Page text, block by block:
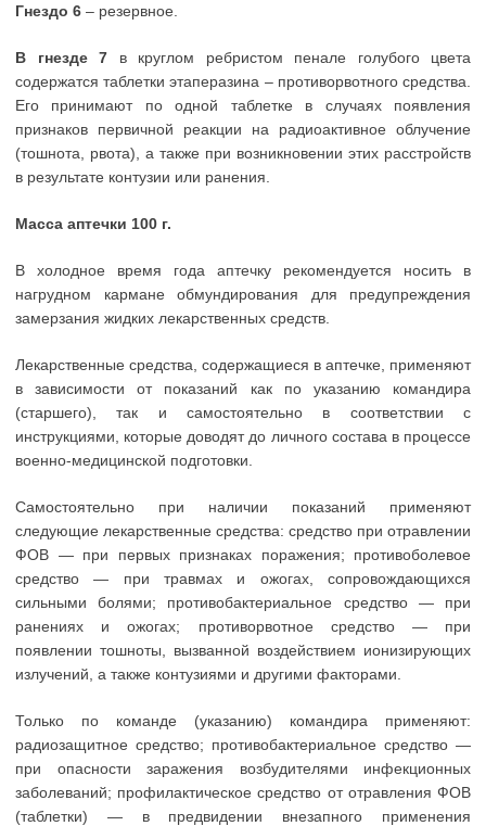
Гнездо 6 – резервное.
В гнезде 7 в круглом ребристом пенале голубого цвета
содержатся таблетки этаперазина – противорвотного средства.
Его принимают по одной таблетке в случаях появления
признаков первичной реакции на радиоактивное облучение
(тошнота, рвота), а также при возникновении этих расстройств
в результате контузии или ранения.
Масса аптечки 100 г.
В холодное время года аптечку рекомендуется носить в
нагрудном кармане обмундирования для предупреждения
замерзания жидких лекарственных средств.
Лекарственные средства, содержащиеся в аптечке, применяют
в зависимости от показаний как по указанию командира
(старшего), так и самостоятельно в соответствии с
инструкциями, которые доводят до личного состава в процессе
военно-медицинской подготовки.
Самостоятельно при наличии показаний применяют
следующие лекарственные средства: средство при отравлении
ФОВ — при первых признаках поражения; противоболевое
средство — при травмах и ожогах, сопровождающихся
сильными болями; противобактериальное средство — при
ранениях и ожогах; противорвотное средство — при
появлении тошноты, вызванной воздействием ионизирующих
излучений, а также контузиями и другими факторами.
Только по команде (указанию) командира применяют:
радиозащитное средство; противобактериальное средство —
при опасности заражения возбудителями инфекционных
заболеваний; профилактическое средство от отравления ФОВ
(таблетки) — в предвидении внезапного применения